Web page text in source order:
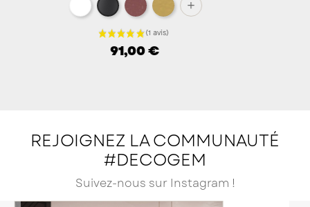
REJOIGNEZ LA COMMUNAUTÉ